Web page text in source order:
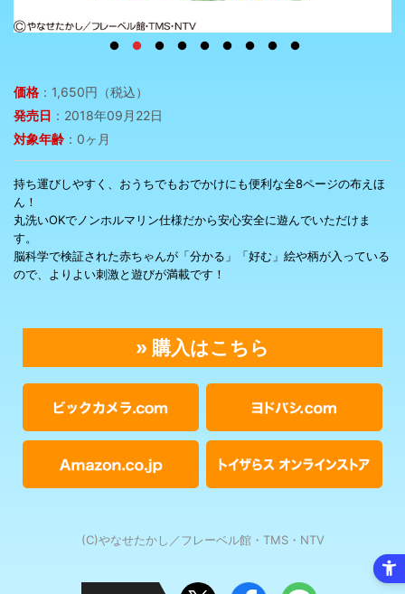
価格 ：1,650円（税込）
発売日 ：2018年09月22日
対象年齢 ：0ヶ月
持ち運びしやすく、おうちでもおでかけにも便利な全8ページの布えほ
ん！
丸洗いOKでノンホルマリン仕様だから安心安全に遊んでいただけま
す。
脳科学で検証された赤ちゃんが「分かる」「好む」絵や柄が入っている
ので、よりよい刺激と遊びが満載です！
» 購入はこちら
(C)やなせたかし／フレーベル館・TMS・NTV